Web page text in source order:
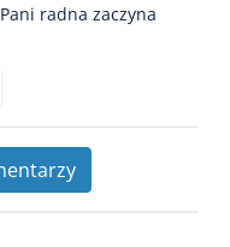
radna zaczyna